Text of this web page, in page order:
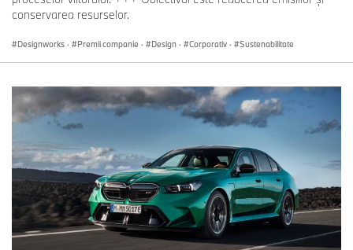
conservarea resurselor.
Designworks · Premii companie · Design · Corporativ · Sustenabilitate